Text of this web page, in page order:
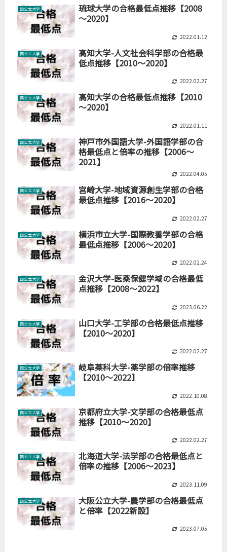
国公立大学
琉球大学の合格最低点推移【2008
～2020】
2022.01.12
国公立大学
高知大学-人文社会科学部の合格最
低点推移【2010～2020】
2022.02.27
国公立大学
高知大学の合格最低点推移【2010
～2020】
2022.01.11
国公立大学
神戸市外国語大学-外国語学部の合
格最低点と倍率の推移【2006～
2021】
2022.04.05
国公立大学
宮崎大学-地域資源創生学部の合格
最低点推移【2016～2020】
2022.02.27
国公立大学
横浜市立大学-国際教養学部の合格
最低点推移【2006～2020】
2022.02.24
国公立大学
金沢大学-医薬保健学域の合格最低
点推移【2008～2022】
2023.06.22
国公立大学
山口大学-工学部の合格最低点推移
【2010～2020】
2022.02.27
国公立大学
岐阜薬科大学-薬学部の倍率推移
【2010～2022】
2022.10.08
国公立大学
京都府立大学-文学部の合格最低点
推移【2010～2020】
2022.02.27
国公立大学
北海道大学-法学部の合格最低点と
倍率の推移【2006～2023】
2023.11.09
国公立大学
大阪公立大学-農学部の合格最低点
と倍率【2022新設】
2023.07.05